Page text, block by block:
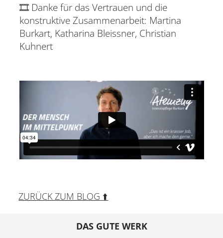
🎞️ Danke für das Vertrauen und die
konstruktive Zusammenarbeit: Martina
Burkart, Katharina Bleissner, Christian
Kuhnert
ZURÜCK ZUM BLOG ⬆️
DAS GUTE WERK